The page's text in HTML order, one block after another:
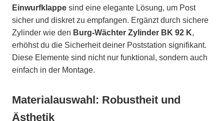
Einwurfklappe sind eine elegante Lösung, um Post
sicher und diskret zu empfangen. Ergänzt durch sichere
Zylinder wie den Burg-Wächter Zylinder BK 92 K,
erhöhst du die Sicherheit deiner Poststation signifikant.
Diese Elemente sind nicht nur funktional, sondern auch
einfach in der Montage.
Materialauswahl: Robustheit und
Ästhetik